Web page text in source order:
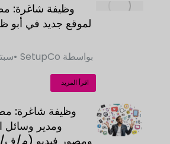
وظيفة شاغرة:
بواسطة SetupCo
اقرأ المزيد
وظيفة شاغرة:
ومدير وسائل
ومصور فيديو (م/ف/